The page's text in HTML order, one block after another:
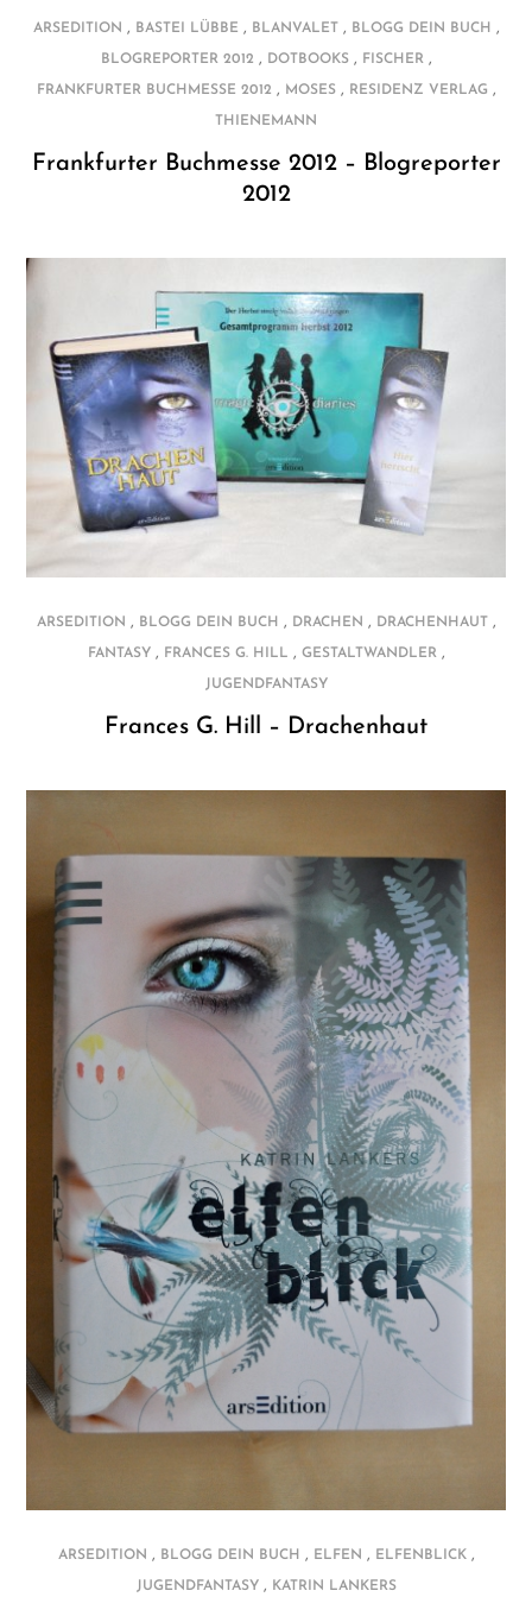
ARSEDITION , BASTEI LÜBBE , BLANVALET, BLOGG DEIN BUCH ,
BLOGREPORTER 2012 , DOTBOOKS, FISCHER,
FRANKFURTER BUCHMESSE 2012 , MOSES, RESIDENZ VERLAG ,
THIENEMANN
Frankfurter Buchmesse 2012 – Blogreporter
2012
ARSEDITION , BLOGG DEIN BUCH , DRACHEN , DRACHENHAUT,
FANTASY, FRANCES G. HILL , GESTALTWANDLER,
JUGENDFANTASY
Frances G. Hill – Drachenhaut
ARSEDITION , BLOGG DEIN BUCH , ELFEN , ELFENBLICK,
JUGENDFANTASY, KATRIN LANKERS